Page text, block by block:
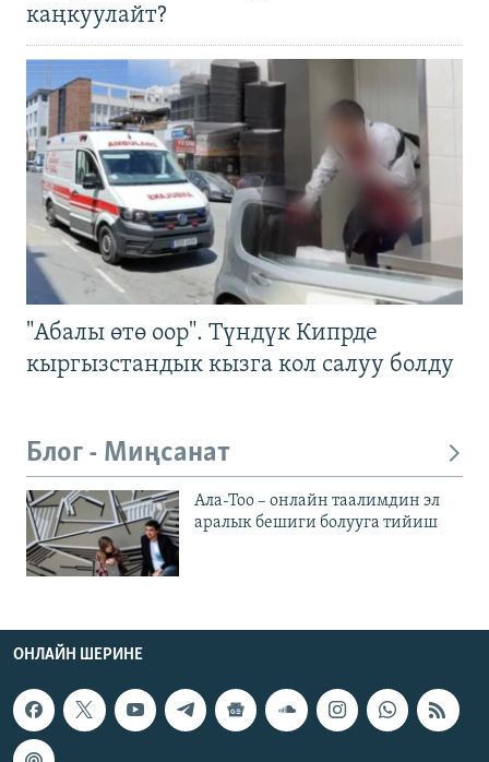
каңкуулайт?
"Абалы өтө оор". Түндүк Кипрде
кыргызстандык кызга кол салуу болду
Блог - Миңсанат
Ала-Тоо – онлайн таалимдин эл
аралык бешиги болууга тийиш
ОНЛАЙН ШЕРИНЕ